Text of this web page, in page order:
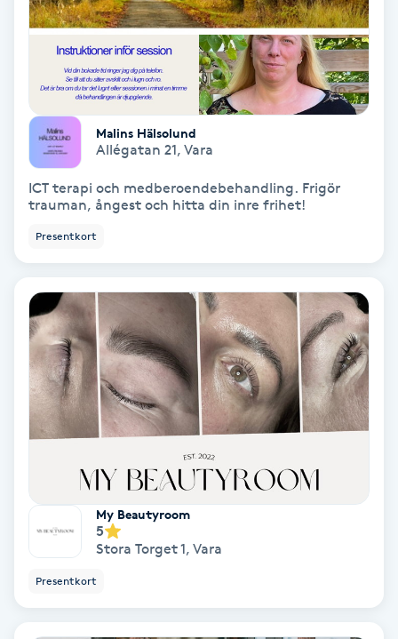
Hudföryngring
Huduppstramning
Hudvård
Hyaluronsyra
Hyperhidros
Hårborttagning
Hårbottenbehandling
Hårförlängning
Hälsa
Hälsprickor
Malins Hälsolund
Allégatan 21, Vara
ICT terapi och medberoendebehandling. Frigör
trauman, ångest och hitta din inre frihet!
Presentkort
My Beautyroom
5
Stora Torget 1, Vara
Presentkort